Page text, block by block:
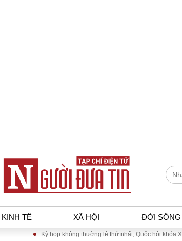
KINH TẾ XÃ HỘI ĐỜI SỐNG
Kỳ họp không thường lệ thứ nhất, Quốc hội khóa XVI